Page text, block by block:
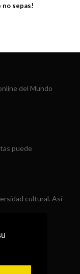
no sepas!
del Mundo
puede
cultural. Así